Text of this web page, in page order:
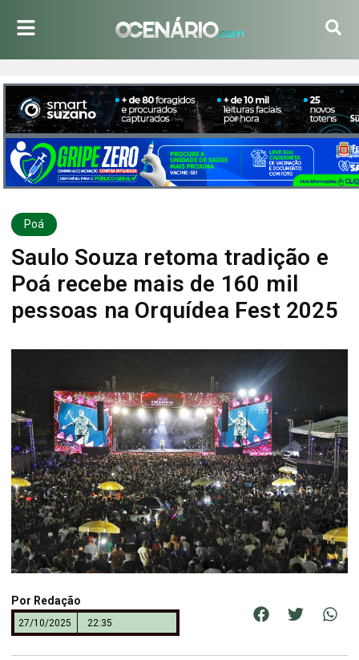
Poá
Saulo Souza retoma tradição e
Poá recebe mais de 160 mil
pessoas na Orquídea Fest 2025
Por Redação
27/10/2025 22:35